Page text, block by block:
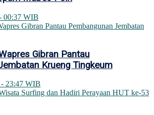
00:37 WIB
Gibran Pantau
Krueng Tingkeum
23:47 WIB